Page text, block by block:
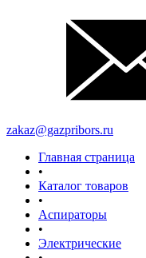
zakaz@gazpribors.ru
Главная страница
•
Каталог товаров
•
Аспираторы
•
Электрические